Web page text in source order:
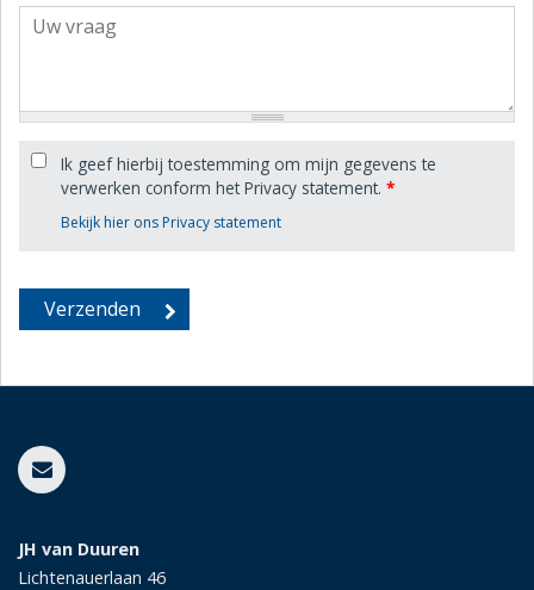
Ik geef hierbij toestemming om mijn gegevens te
verwerken conform het Privacy statement. *
Bekijk hier ons Privacy statement
JH van Duuren
Lichtenauerlaan 46